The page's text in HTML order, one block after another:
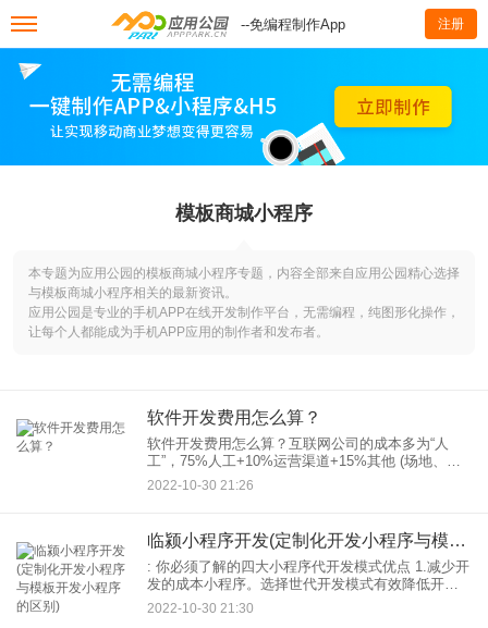
--免编程制作App 注册
模板商城小程序
本专题为应用公园的模板商城小程序专题，内容全部来自应用公园精心选择
与模板商城小程序相关的最新资讯。
应用公园是专业的手机APP在线开发制作平台，无需编程，纯图形化操作，
让每个人都能成为手机APP应用的制作者和发布者。
软件开发费用怎么算？
软件开发费用怎么算？互联网公司的成本多为“人
工”，75%人工+10%运营渠道+15%其他 (场地、电
等。)。以一个简单的商城为例。10年前开发周期大
概6个月，差不多花费60万。现在开发简单一个简单
2022-10-30 21:26
临颍小程序开发(定制化开发小程序与模板开发小程序的区别)
: 你必须了解的四大小程序代开发模式优点 1.减少开
发的成本小程序。选择世代开发模式有效降低开发
成本。如果企业想自己组织：010也是要长期发技术
人员工资的。如果企业没有长期需求开发，选择独
2022-10-30 21:30